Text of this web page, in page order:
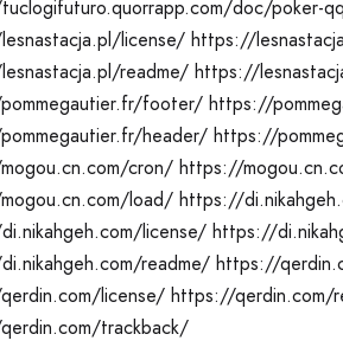
doc/poker-
license/ https://
readme/ https://
footer/ https://
header/ https://
cron/ https://
load/ https://
license/ https://
readme/ https://
license/ https://qerdin.com/
trackback/